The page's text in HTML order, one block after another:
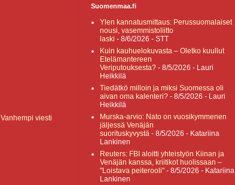
Vanhempi viesti
Suomenmaa.fi
Ylen kannatusmittaus: Perussuomalaiset
nousi, vasemmistoliitto
laski - 8/6/2026 - STT
Kuin kauhuelokuvasta – Oletko kuullut
Etelämantereen
Veriputouksesta? - 8/5/2026 - Lauri
Heikkilä
Tiedätkö milloin ja miksi Suomessa oli
aivan oma kalenteri? - 8/5/2026 - Lauri
Heikkilä
Murska-arvio: Nato on vuosikymmenen
jäljessä Venäjän
suorituskyvystä - 8/5/2026 - Katariina
Lankinen
Reuters: FBI aloitti yhteistyön Kiinan ja
Venäjän kanssa, kriitikot huolissaan –
"Loistava peiterooli" - 8/5/2026 - Katariina
Lankinen